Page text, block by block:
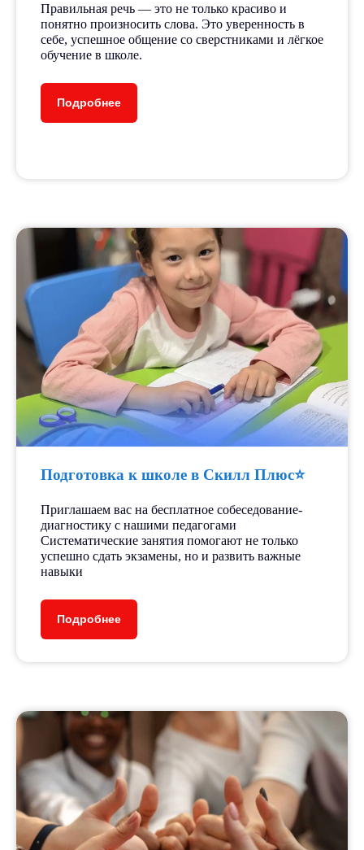
Правильная речь — это не только красиво и
понятно произносить слова. Это уверенность в
себе, успешное общение со сверстниками и лёгкое
обучение в школе.
Подробнее
Подготовка к школе в Скилл Плюс⭐️
Приглашаем вас на бесплатное собеседование-
диагностику с нашими педагогами
Систематические занятия помогают не только
успешно сдать экзамены, но и развить важные
навыки
Подробнее